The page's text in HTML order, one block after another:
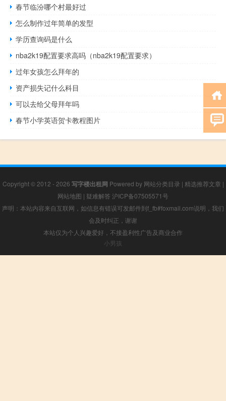
春节临汾哪个村最好过
怎么制作过年简单的发型
学历查询码是什么
nba2k19配置要求高吗（nba2k19配置要求）
过年女孩怎么拜年的
资产损失记什么科目
可以去给父母拜年吗
春节小学英语贺卡教程图片
Copyright © 2012 - 2026 写字楼出租网 Powered by 网站分类目录 | 精选推荐文章 |
网站地图 | 疑难解答 沪ICP备07505571号
声明：本站内容来自互联网，如信息有错误可发邮件到f_fb#foxmail.com说明，我们
会及时纠正，谢谢
本站仅为个人兴趣爱好，不接盈利性广告及商业合作
小男孩